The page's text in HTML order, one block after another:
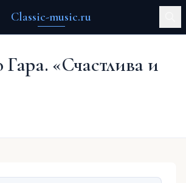
Classic-music.ru
«Счастлива и